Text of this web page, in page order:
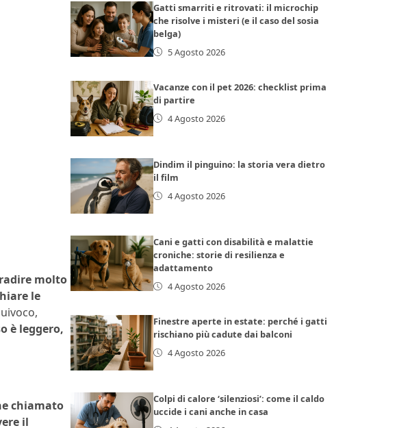
molto
le
è leggero,
chiamato
il
Gatti smarriti e ritrovati: il microchip
che risolve i misteri (e il caso del sosia
belga)
5 Agosto 2026
Vacanze con il pet 2026: checklist prima
di partire
4 Agosto 2026
Dindim il pinguino: la storia vera dietro
il film
4 Agosto 2026
Cani e gatti con disabilità e malattie
croniche: storie di resilienza e
adattamento
4 Agosto 2026
Finestre aperte in estate: perché i gatti
rischiano più cadute dai balconi
4 Agosto 2026
Colpi di calore ‘silenziosi’: come il caldo
uccide i cani anche in casa